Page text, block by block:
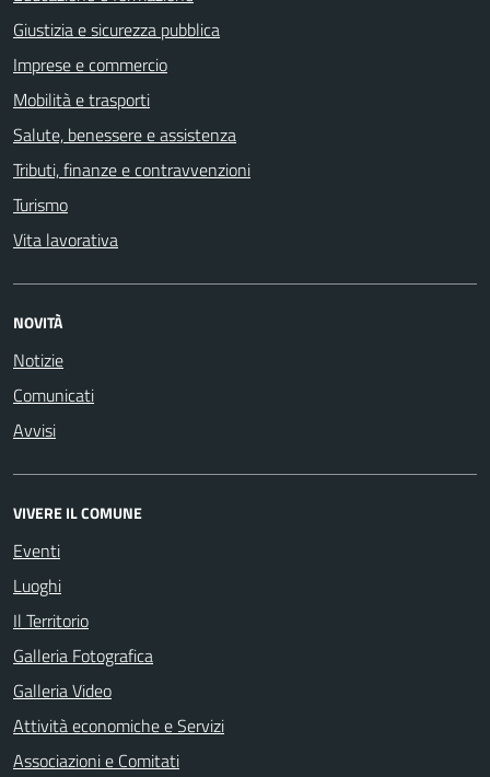
Giustizia e sicurezza pubblica
Imprese e commercio
Mobilità e trasporti
Salute, benessere e assistenza
Tributi, finanze e contravvenzioni
Turismo
Vita lavorativa
NOVITÀ
Notizie
Comunicati
Avvisi
VIVERE IL COMUNE
Eventi
Luoghi
Il Territorio
Galleria Fotografica
Galleria Video
Attività economiche e Servizi
Associazioni e Comitati